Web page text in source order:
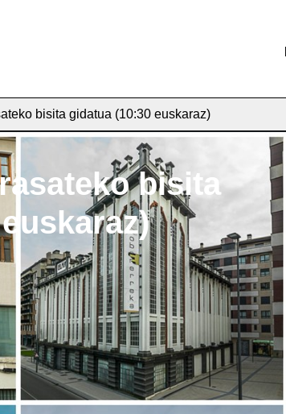
bisita gidatua (10:30 euskaraz)
bisita